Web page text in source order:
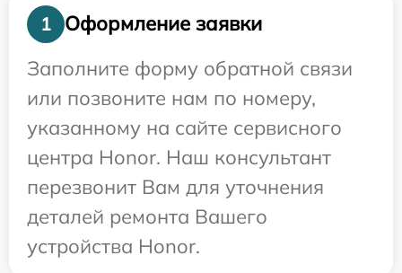
1
Оформление заявки
Заполните форму обратной связи
или позвоните нам по номеру,
указанному на сайте сервисного
центра Honor. Наш консультант
перезвонит Вам для уточнения
деталей ремонта Вашего
устройства Honor.